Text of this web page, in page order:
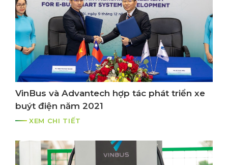
VinBus và Advantech hợp tác phát triển xe
buýt điện năm 2021
XEM CHI TIẾT